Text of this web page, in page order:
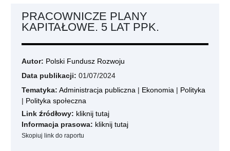
PRACOWNICZE PLANY
KAPITAŁOWE. 5 LAT PPK.
Autor: Polski Fundusz Rozwoju
Data publikacji: 01/07/2024
Tematyka: Administracja publiczna | Ekonomia | Polityka
| Polityka społeczna
Link źródłowy: kliknij tutaj
Informacja prasowa: kliknij tutaj
Skopiuj link do raportu